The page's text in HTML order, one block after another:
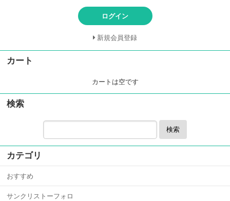
ログイン
新規会員登録
カート
カートは空です
検索
検索
カテゴリ
おすすめ
サンクリストーフォロ